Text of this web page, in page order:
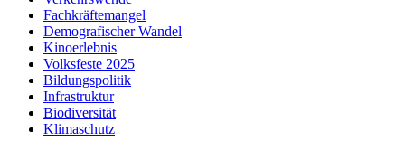
Fachkräftemangel
Demografischer Wandel
Kinoerlebnis
Volksfeste 2025
Bildungspolitik
Infrastruktur
Biodiversität
Klimaschutz